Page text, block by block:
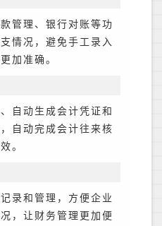
管理、银行对账等功
情况，避免手工录入
加准确。
自动生成会计凭证和
自动完成会计往来核
。
录和管理，方便企业
，让财务管理更加便